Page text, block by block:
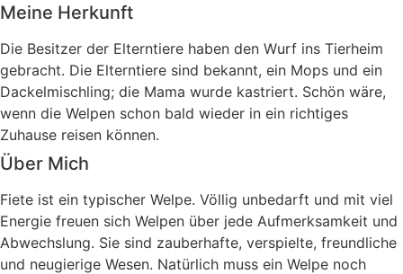
Meine Herkunft
Die Besitzer der Elterntiere haben den Wurf ins Tierheim
gebracht. Die Elterntiere sind bekannt, ein Mops und ein
Dackelmischling; die Mama wurde kastriert. Schön wäre,
wenn die Welpen schon bald wieder in ein richtiges
Zuhause reisen können.
Über Mich
Fiete ist ein typischer Welpe. Völlig unbedarft und mit viel
Energie freuen sich Welpen über jede Aufmerksamkeit und
Abwechslung. Sie sind zauberhafte, verspielte, freundliche
und neugierige Wesen. Natürlich muss ein Welpe noch